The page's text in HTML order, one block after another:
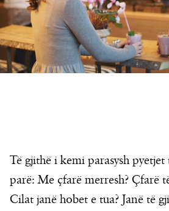
Të gjithë i kemi parasysh
parë: Me çfarë merresh? Çfarë
Cilat janë hobet e tua? Janë të